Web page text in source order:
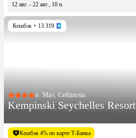
12 авг. - 22 авг., 10 н.
Кешбэк + 13 319
о. Маэ, Сейшелы
Kempinski Seychelles Resort
Кешбэк 4% по карте Т-Банка